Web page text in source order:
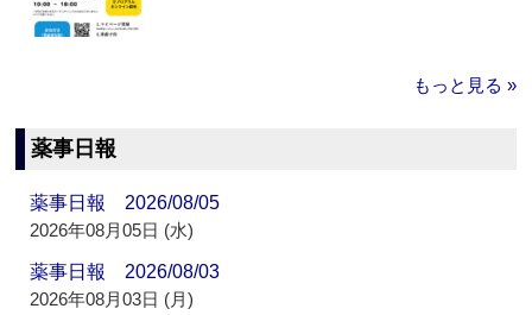
もっと見る »
薬事日報
薬事日報 2026/08/05
2026年08月05日 (水)
薬事日報 2026/08/03
2026年08月03日 (月)